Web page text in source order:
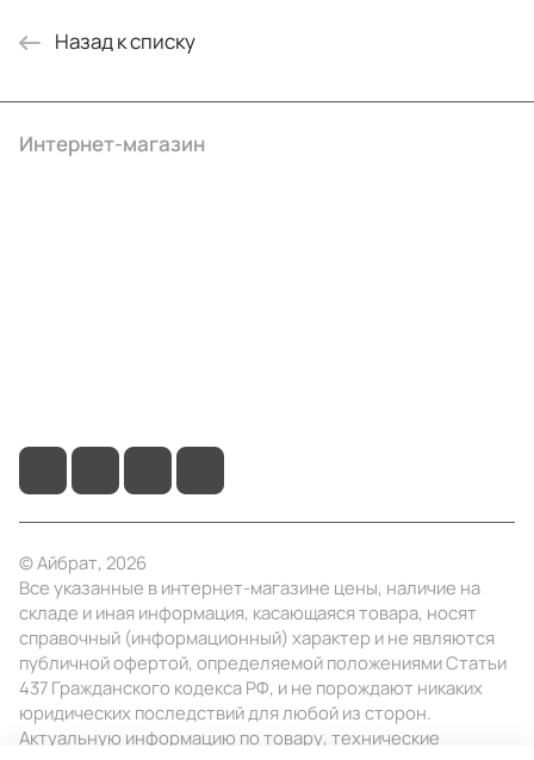
Назад к списку
Интернет-магазин
© Айбрат, 2026
Все указанные в интернет-магазине цены, наличие на
складе и иная информация, касающаяся товара, носят
справочный (информационный) характер и не являются
публичной офертой, определяемой положениями Статьи
437 Гражданского кодекса РФ, и не порождают никаких
юридических последствий для любой из сторон.
Актуальную информацию по товару, технические